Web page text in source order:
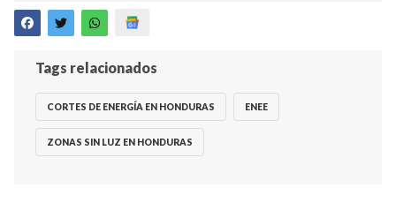
Tags relacionados
CORTES DE ENERGÍA EN HONDURAS ENEE
ZONAS SIN LUZ EN HONDURAS